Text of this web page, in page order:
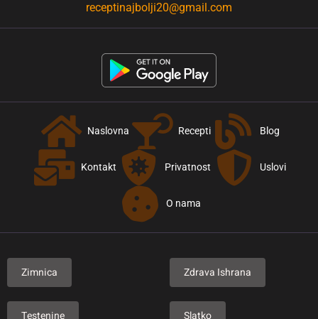
receptinajbolji20@gmail.com
Naslovna Recepti Blog
Kontakt Privatnost Uslovi
O nama
Zimnica Zdrava Ishrana
Testenine Slatko